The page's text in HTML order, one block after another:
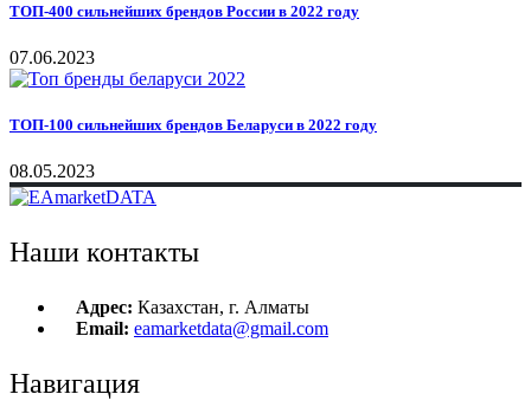
ТОП-400 сильнейших брендов России в 2022 году
07.06.2023
ТОП-100 сильнейших брендов Беларуси в 2022 году
08.05.2023
Наши контакты
Адрес: Казахстан, г. Алматы
Email: eamarketdata@gmail.com
Навигация